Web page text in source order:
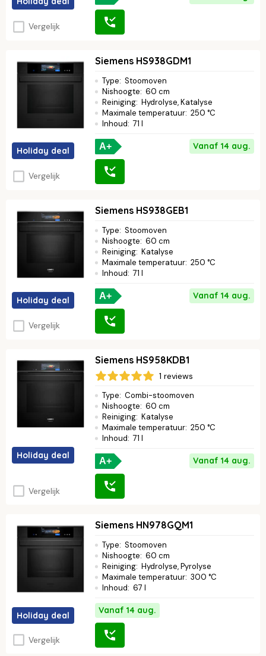
Vergelijk
Holiday deal
Vergelijk
Siemens HS938GDM1
Type: Stoomoven
Nishoogte: 60 cm
Reiniging: Hydrolyse, Katalyse
Maximale temperatuur: 250 °C
Inhoud: 71 l
A+ Vanaf 14 aug.
Holiday deal
Vergelijk
Siemens HS938GEB1
Type: Stoomoven
Nishoogte: 60 cm
Reiniging: Katalyse
Maximale temperatuur: 250 °C
Inhoud: 71 l
A+ Vanaf 14 aug.
Holiday deal
Vergelijk
Siemens HS958KDB1
1 reviews
Type: Combi-stoomoven
Nishoogte: 60 cm
Reiniging: Katalyse
Maximale temperatuur: 250 °C
Inhoud: 71 l
A+ Vanaf 14 aug.
Holiday deal
Vergelijk
Siemens HN978GQM1
Type: Stoomoven
Nishoogte: 60 cm
Reiniging: Hydrolyse, Pyrolyse
Maximale temperatuur: 300 °C
Inhoud: 67 l
Vanaf 14 aug.